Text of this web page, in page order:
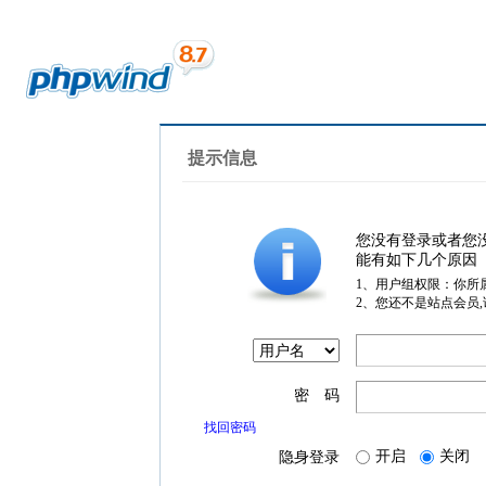
提示信息
您没有登录或者您
能有如下几个原因
1、用户组权限：你所
2、您还不是站点会员
密 码
找回密码
隐身登录 开启 关闭